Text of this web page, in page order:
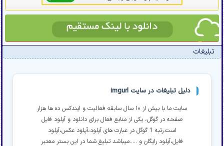
تبلیغات
دلیل تبلیغات در سایت imgurl
سایت ما با بیش از ۱۰ سال سابقه فعالیت و ایندکس ده ها هزار
صفحه در گوگل، یکی از منابع فعال برای دانلود و آپلود فایل
است.رتبه 1 گوگل در عبارت های آپلود،آپلود عکس،آپلود
فایل،آپلود رایگان و .....میباشد تبلیغ شما در این بستر معتبر